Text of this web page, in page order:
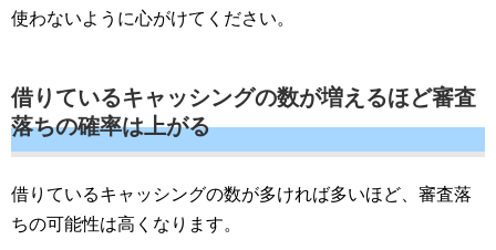
使わないように心がけてください。
借りているキャッシングの数が増えるほど審査
落ちの確率は上がる
借りているキャッシングの数が多ければ多いほど、審査落
ちの可能性は高くなります。